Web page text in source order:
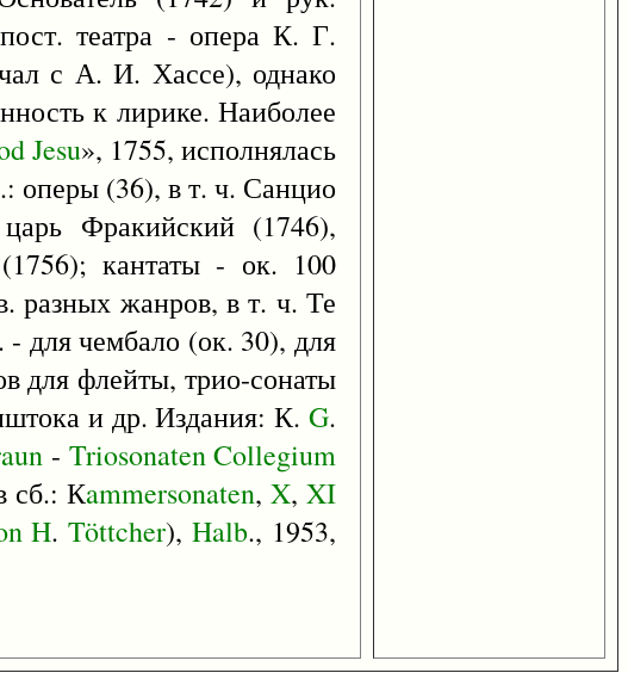
театра - опера К. Г.
с А. И. Хассе), однако
к лирике. Наиболее
Jesu», 1755, исполнялась
оперы (36), в т. ч. Санцио
Фракийский (1746),
кантаты - ок. 100
разных жанров, в т. ч. Те
для чембало (ок. 30), для
для флейты, трио-сонаты
и др. Издания: К. G.
- Triosonaten Collegium
сб.: Кammersonaten,X,XI
H.Töttcher),Halb., 1953,